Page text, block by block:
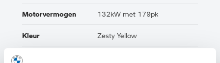
Motorvermogen 132kW met 179pk
Kleur Zesty Yellow
Interieur